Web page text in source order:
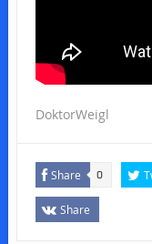
DoktorWeigl
Share 0
Share